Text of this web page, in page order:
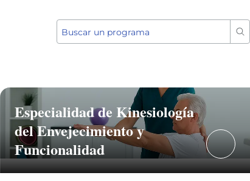
Buscar un programa
Especialidad de Kinesiología
del Envejecimiento y
Funcionalidad